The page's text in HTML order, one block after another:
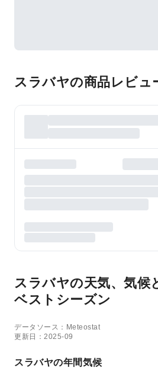
スラバヤの商品レビュ
スラバヤの天気、気候
ベストシーズン
データソース：Meteostat
更新日：2025-09
スラバヤの年間気候